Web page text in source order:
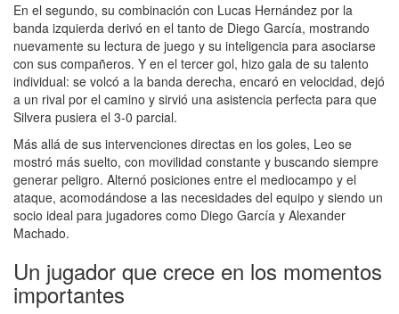
En el segundo, su combinación con Lucas Hernández por la
banda izquierda derivó en el tanto de Diego García, mostrando
nuevamente su lectura de juego y su inteligencia para asociarse
con sus compañeros. Y en el tercer gol, hizo gala de su talento
individual: se volcó a la banda derecha, encaró en velocidad, dejó
a un rival por el camino y sirvió una asistencia perfecta para que
Silvera pusiera el 3-0 parcial.
Más allá de sus intervenciones directas en los goles, Leo se
mostró más suelto, con movilidad constante y buscando siempre
generar peligro. Alternó posiciones entre el mediocampo y el
ataque, acomodándose a las necesidades del equipo y siendo un
socio ideal para jugadores como Diego García y Alexander
Machado.
Un jugador que crece en los momentos
importantes